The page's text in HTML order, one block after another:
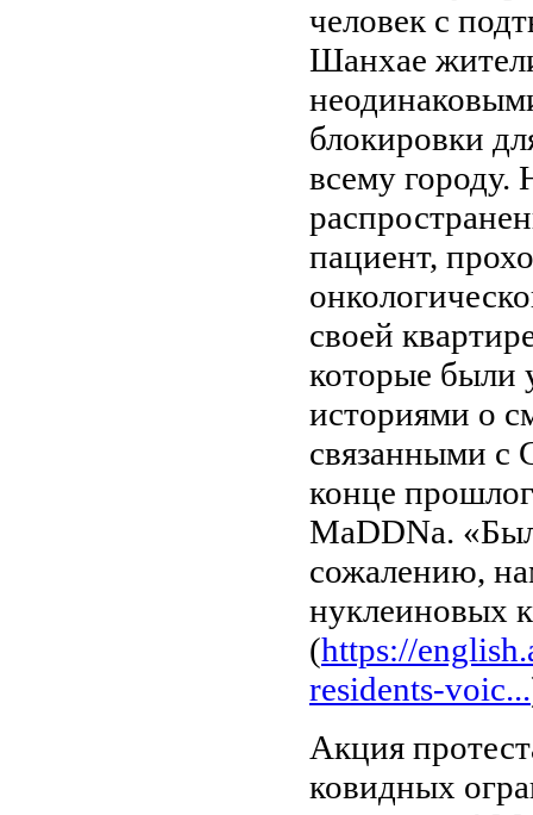
человек с
Шанхае
блокировки
всему
пациент,
своей
которые были
историями о
связанными с
конце
MaDDNa.
сожалению,
нуклеиновых
(https://
residents-voic...
Акция
ковидных